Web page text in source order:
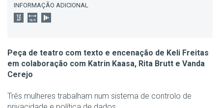
INFORMAÇÃO ADICIONAL
Peça de teatro com texto e encenação de Keli Freitas
em colaboração com Katrin Kaasa, Rita Brutt e Vanda
Cerejo
Três mulheres trabalham num sistema de controlo de